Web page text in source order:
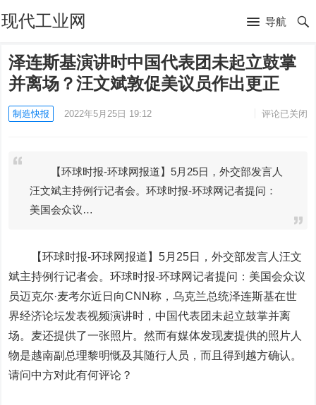
现代工业网 导航
泽连斯基演讲时中国代表团未起立鼓掌
并离场？汪文斌敦促美议员作出更正
制造快报 2022年5月25日 19:12 评论已关闭
【环球时报-环球网报道】5月25日，外交部发言人
汪文斌主持例行记者会。环球时报-环球网记者提问：
美国会众议…
【环球时报-环球网报道】5月25日，外交部发言人汪文
斌主持例行记者会。环球时报-环球网记者提问：美国会众议
员迈克尔·麦考尔近日向CNN称，乌克兰总统泽连斯基在世
界经济论坛发表视频演讲时，中国代表团未起立鼓掌并离
场。麦还提供了一张照片。然而有媒体发现麦提供的照片人
物是越南副总理黎明慨及其随行人员，而且得到越方确认。
请问中方对此有何评论？